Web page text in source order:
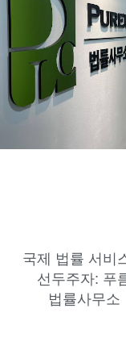
국제 법률 서비
선두주자: 푸
법률사무소